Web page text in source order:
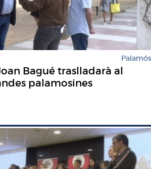
Palamós
Bagué traslladarà al
palamosines